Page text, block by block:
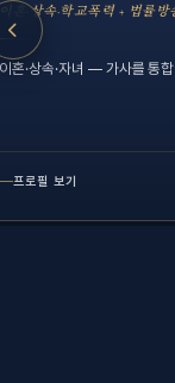
이혼·상속·학교폭력 + 법률방
이혼·상속·자녀 — 가사를 통
프로필 보기